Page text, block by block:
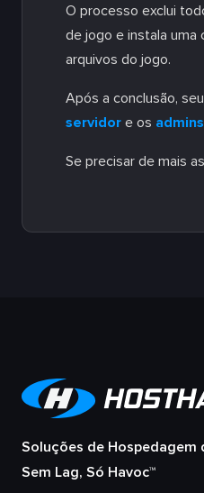
O processo exclui
de jogo e instala uma
arquivos do jogo.
Após a conclusão,
servidor e os admins
Se precisar de mais
Soluções de Hospedagem
Sem Lag, Só Havoc™